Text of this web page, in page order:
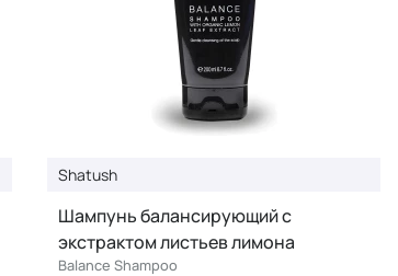
Shatush
Шампунь балансирующий c
экстрактом листьев лимона
Balance Shampoo